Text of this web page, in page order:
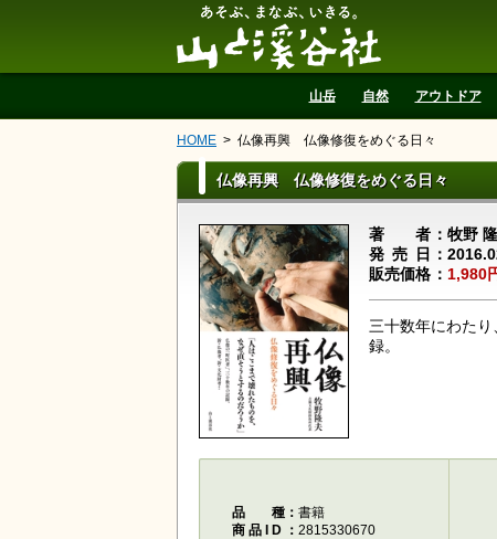
山岳 自然 アウトドア
HOME 仏像再興 仏像修復をめぐる日々
仏像再興 仏像修復をめぐる日々
著者牧野
発売日
販売価格
1,980
三十数年にわた
録。
品種書籍
商品ID
2815330670